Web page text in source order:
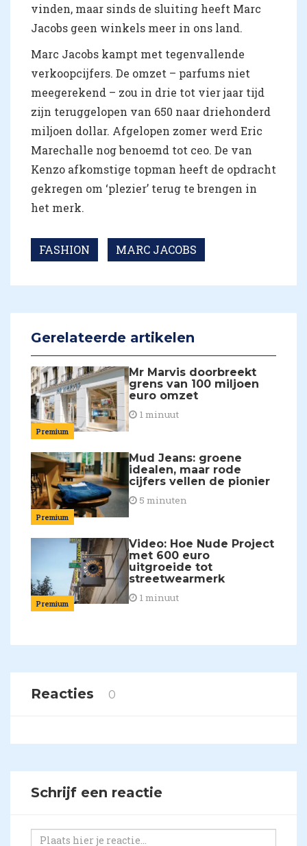
vinden, maar sinds de sluiting heeft Marc
Jacobs geen winkels meer in ons land.
Marc Jacobs kampt met tegenvallende
verkoopcijfers. De omzet – parfums niet
meegerekend – zou in drie tot vier jaar tijd
zijn teruggelopen van 650 naar driehonderd
miljoen dollar. Afgelopen zomer werd Eric
Marechalle nog benoemd tot ceo. De van
Kenzo afkomstige topman heeft de opdracht
gekregen om ‘plezier’ terug te brengen in
het merk.
FASHION MARC JACOBS
Gerelateerde artikelen
Premium
Mr Marvis doorbreekt
grens van 100 miljoen
euro omzet
1 minuut
Premium
Mud Jeans: groene
idealen, maar rode
cijfers vellen de pionier
5 minuten
Premium
Video: Hoe Nude Project
met 600 euro
uitgroeide tot
streetwearmerk
1 minuut
Reacties 0
Schrijf een reactie